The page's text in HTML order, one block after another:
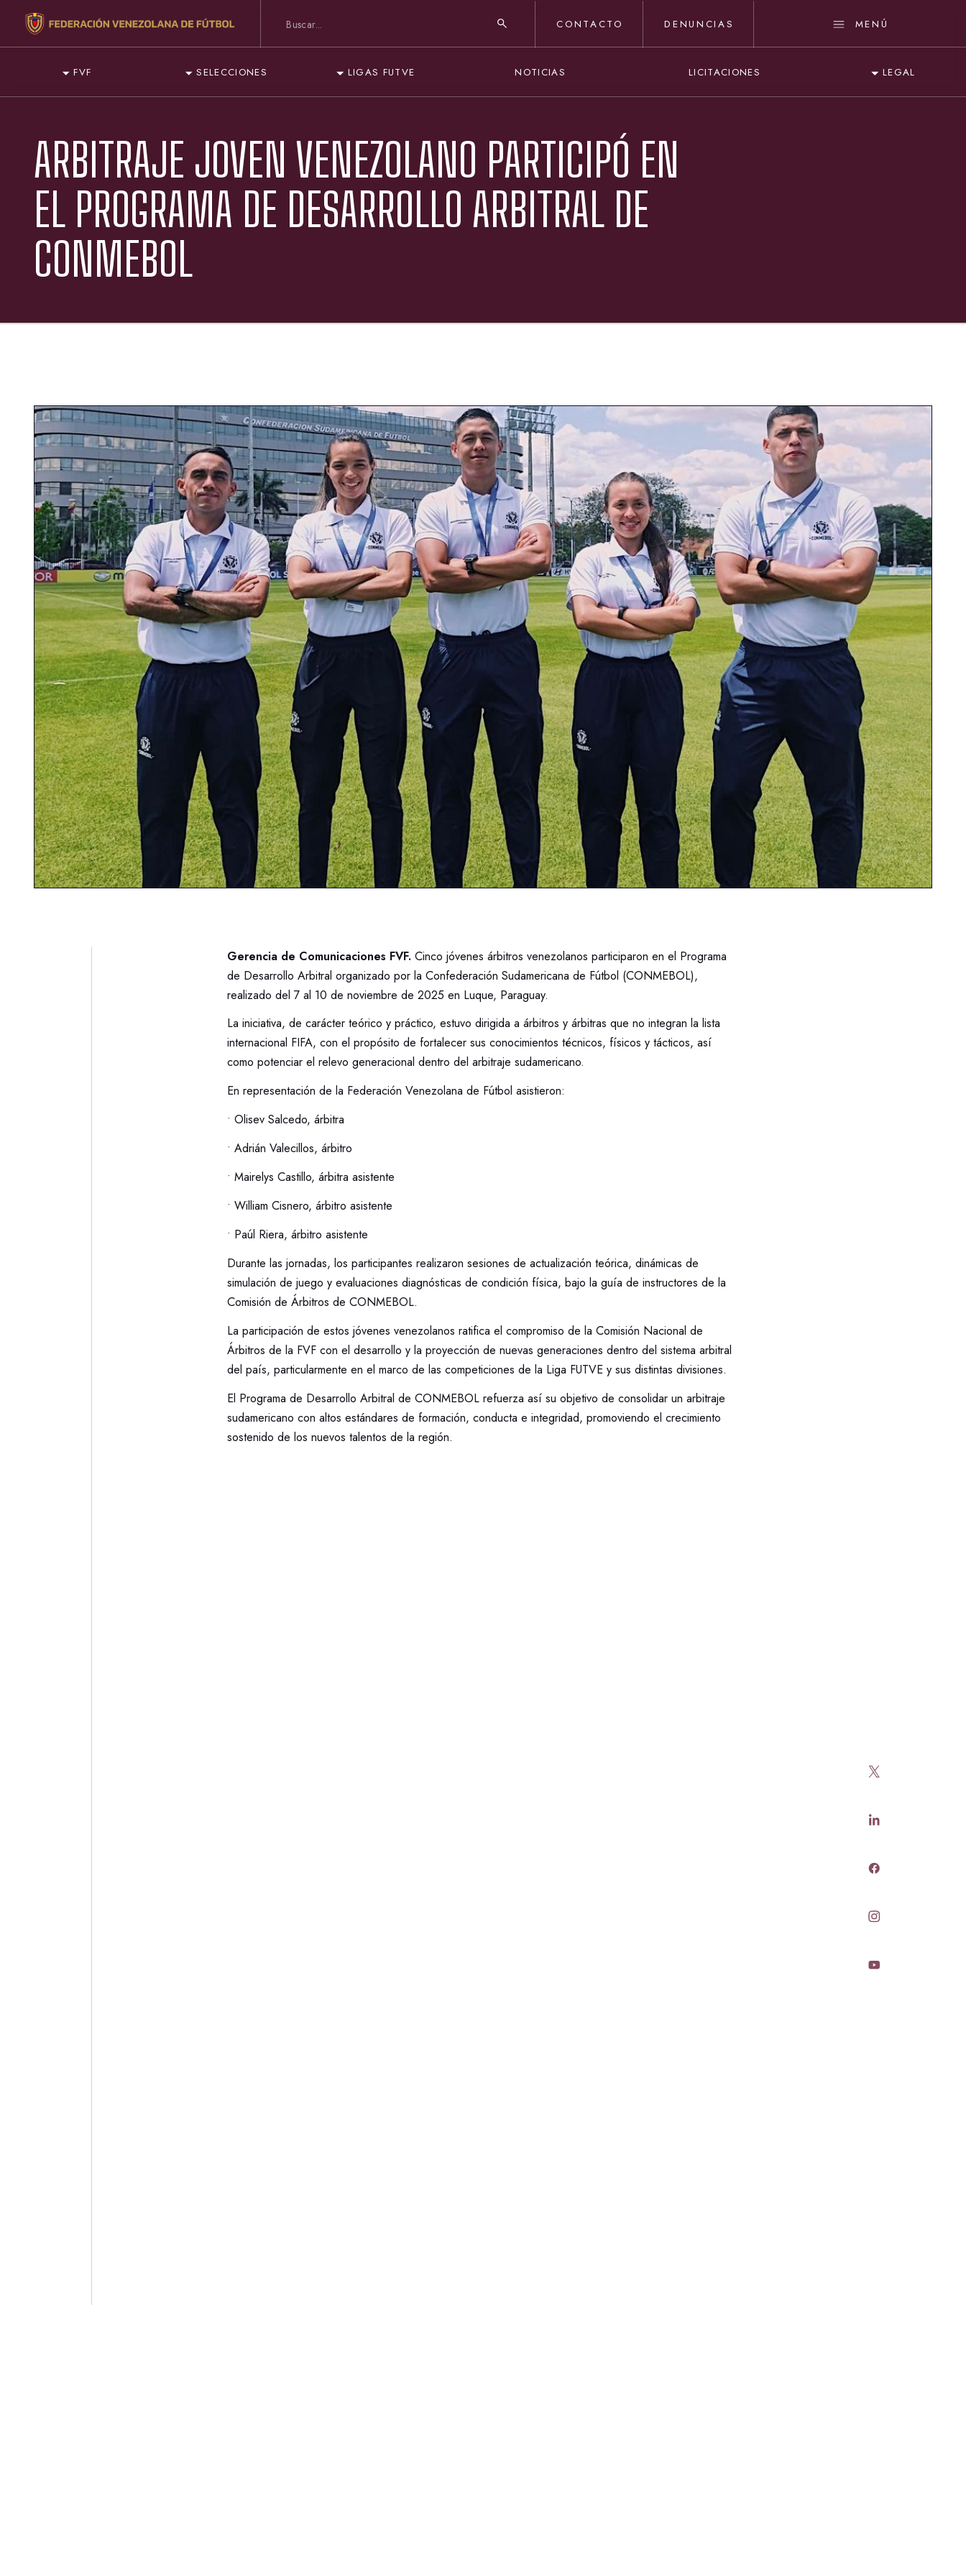
CONTACTO DENUNCIAS MENÚ
FVF SELECCIONES LIGAS FUTVE NOTICIAS LICITACIONES LEGAL
ARBITRAJE JOVEN VENEZOLANO PARTICIPÓ EN
EL PROGRAMA DE DESARROLLO ARBITRAL DE
CONMEBOL
Gerencia de Comunicaciones FVF. Cinco jóvenes árbitros venezolanos participaron en el Programa
de Desarrollo Arbitral organizado por la Confederación Sudamericana de Fútbol (CONMEBOL),
realizado del 7 al 10 de noviembre de 2025 en Luque, Paraguay.
La iniciativa, de carácter teórico y práctico, estuvo dirigida a árbitros y árbitras que no integran la lista
internacional FIFA, con el propósito de fortalecer sus conocimientos técnicos, físicos y tácticos, así
como potenciar el relevo generacional dentro del arbitraje sudamericano.
En representación de la Federación Venezolana de Fútbol asistieron:
• Olisev Salcedo, árbitra
• Adrián Valecillos, árbitro
• Mairelys Castillo, árbitra asistente
• William Cisnero, árbitro asistente
• Paúl Riera, árbitro asistente
Durante las jornadas, los participantes realizaron sesiones de actualización teórica, dinámicas de
simulación de juego y evaluaciones diagnósticas de condición física, bajo la guía de instructores de la
Comisión de Árbitros de CONMEBOL.
La participación de estos jóvenes venezolanos ratifica el compromiso de la Comisión Nacional de
Árbitros de la FVF con el desarrollo y la proyección de nuevas generaciones dentro del sistema arbitral
del país, particularmente en el marco de las competiciones de la Liga FUTVE y sus distintas divisiones.
El Programa de Desarrollo Arbitral de CONMEBOL refuerza así su objetivo de consolidar un arbitraje
sudamericano con altos estándares de formación, conducta e integridad, promoviendo el crecimiento
sostenido de los nuevos talentos de la región.